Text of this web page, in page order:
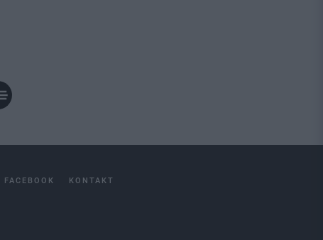
FACEBOOK KONTAKT